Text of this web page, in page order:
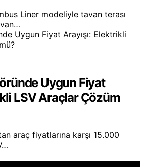
Liner modeliyle tavan terası
Uygun Fiyat
LSV Araçlar Çözüm
araç fiyatlarına karşı 15.000